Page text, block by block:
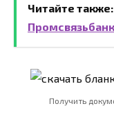
Читайте также:
Получить